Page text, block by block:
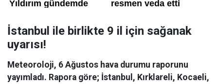
İstanbul ile birlikte 9 il için sağanak
uyarısı!
Meteoroloji, 6 Ağustos hava durumu raporunu
yayımladı. Rapora göre; İstanbul, Kırklareli, Kocaeli,